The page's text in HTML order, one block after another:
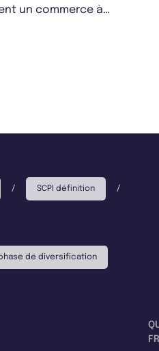
un commerce à
logisti...
/ SCPI définition /
de diversification